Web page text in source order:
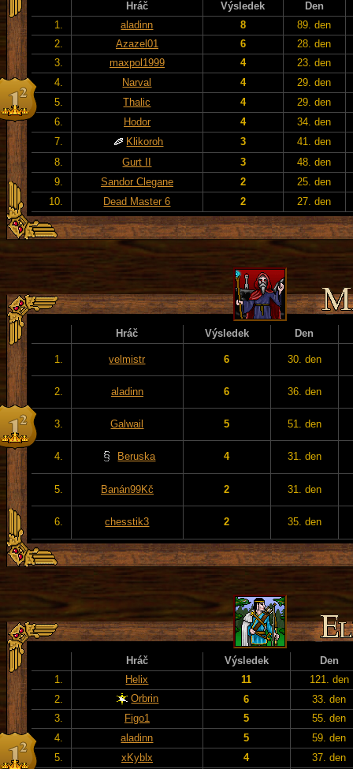
Hráč Výsledek
Den
1.
aladinn 8
89. den
2.
Azazel01 6
28. den
3.
maxpol1999 4
23. den
4.
Narval 4
29. den
5.
Thalic 4
29. den
6.
Hodor 4
34. den
7.
Klikoroh 3
41. den
8.
Gurt II 3
48. den
9.
Sandor Clegane 2
25. den
10.
Dead Master 6 2 27. den
Hráč Výsledek Den
1. velmistr 6 30. den
2. aladinn 6 36. den
3. Galwail 5 51. den
4. Beruska 4 31. den
5. Banán99Kč 2 31. den
6. chesstik3 2 35. den
Hráč Výsledek
Den
1.
Helix 11
121. den
2.
Orbrin 6
33. den
3.
Figo1 5
55. den
4.
aladinn 5
59. den
5.
xKyblx 4
37. den